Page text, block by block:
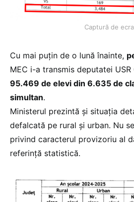
Captură de
Cu mai puțin de o lună înainte,
MEC i-a transmis deputatei
95.469 de elevi din 6.635 de
simultan.
Ministerul prezintă și situația
defalcată pe rural și urban. Nu
privind caracterul provizoriu al
referință statistică.